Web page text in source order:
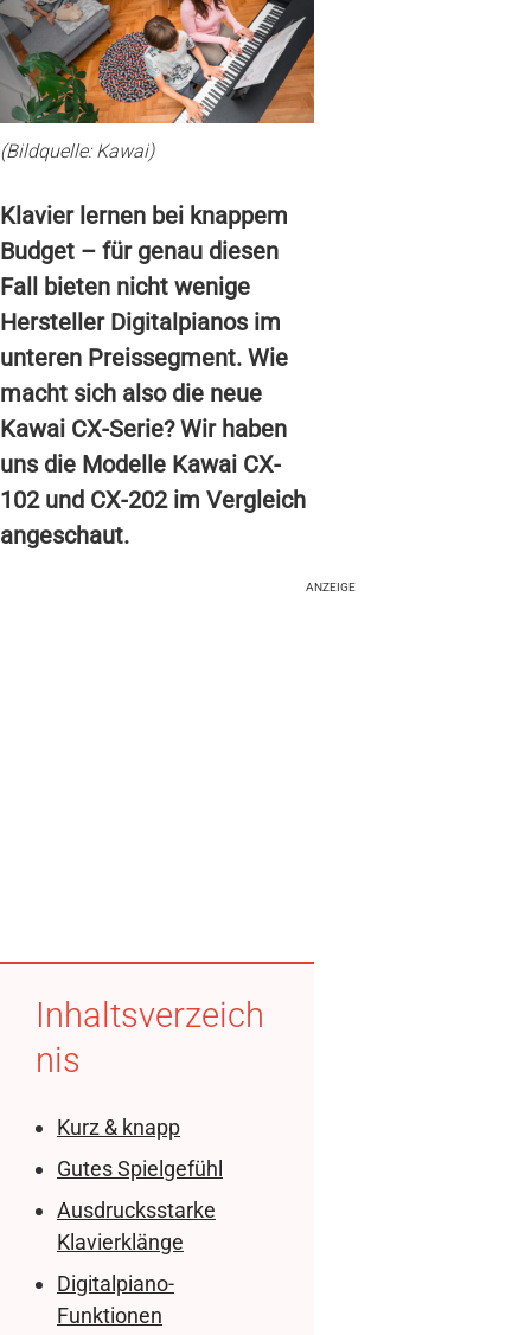
(Bildquelle: Kawai)
Klavier lernen bei knappem
Budget – für genau diesen
Fall bieten nicht wenige
Hersteller Digitalpianos im
unteren Preissegment. Wie
macht sich also die neue
Kawai CX-Serie? Wir haben
uns die Modelle Kawai CX-
102 und CX-202 im Vergleich
angeschaut.
ANZEIGE
Inhaltsverzeich
nis
Kurz & knapp
Gutes Spielgefühl
Ausdrucksstarke
Klavierklänge
Digitalpiano-
Funktionen